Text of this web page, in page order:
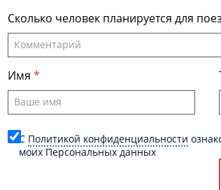
Сколько человек планируется для
Имя
C Политикой конфиденциальности
моих Персональных данных